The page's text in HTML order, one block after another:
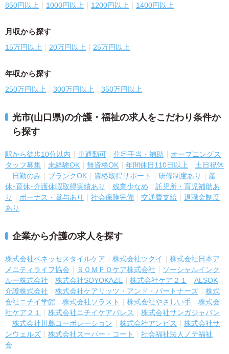
850円以上 1000円以上 1200円以上 1400円以上
月収から探す
15万円以上 20万円以上 25万円以上
年収から探す
250万円以上 300万円以上 350万円以上
光市(山口県)の介護・福祉の求人をこだわり条件か
ら探す
駅から徒歩10分以内 車通勤可 住宅手当・補助
オープニングス
タッフ募集
未経験OK 無資格OK 年間休日110日以上
土日祝休
日勤のみ
ブランクOK 資格取得サポート 研修制度あり
産
休･育休･介護休暇取得実績あり
残業少なめ
託児所・育児補助あ
り
ボーナス・賞与あり 社会保険完備 交通費支給
退職金制度
あり
企業から介護の求人を探す
株式会社ベネッセスタイルケア 株式会社ツクイ
株式会社日本ア
メニティライフ協会
ＳＯＭＰＯケア株式会社
ソーシャルインク
ルー株式会社
株式会社SOYOKAZE 株式会社ケア２１
ALSOK
介護株式会社
株式会社ケアリッツ・アンド・パートナーズ
株式
会社ニチイ学館
株式会社ソラスト 株式会社やさしい手
株式会
社ケア２１
株式会社ニチイケアパレス
株式会社サンガジャパン
株式会社川島コーポレーション
株式会社アンビス
株式会社サ
ンウェルズ
株式会社スーパー・コート
社会福祉法人ノテ福祉
会